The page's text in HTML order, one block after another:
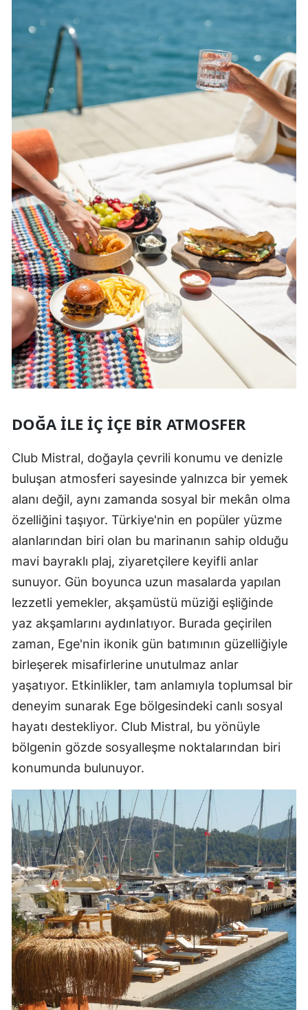
DOĞA ILE İÇ İÇE BIR ATMOSFER
Club Mistral, doğayla çevrili konumu ve denizle
buluşan atmosferi sayesinde yalnızca bir yemek
alanı değil, aynı zamanda sosyal bir mekân olma
özelliğini taşıyor. Türkiye'nin en popüler yüzme
alanlarından biri olan bu marinanın sahip olduğu
mavi bayraklı plaj, ziyaretçilere keyifli anlar
sunuyor. Gün boyunca uzun masalarda yapılan
lezzetli yemekler, akşamüstü müziği eşliğinde
yaz akşamlarını aydınlatıyor. Burada geçirilen
zaman, Ege'nin ikonik gün batımının güzelliğiyle
birleşerek misafirlerine unutulmaz anlar
yaşatıyor. Etkinlikler, tam anlamıyla toplumsal bir
deneyim sunarak Ege bölgesindeki canlı sosyal
hayatı destekliyor. Club Mistral, bu yönüyle
bölgenin gözde sosyalleşme noktalarından biri
konumunda bulunuyor.